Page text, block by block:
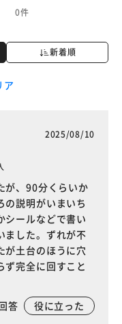
0件
新着順
ア
2025/08/10
が、90分くらいか
の説明がいまいち
シールなどで書い
ました。ずれが不
が土台のほうに穴
ず完全に回すこと
答 役に立った